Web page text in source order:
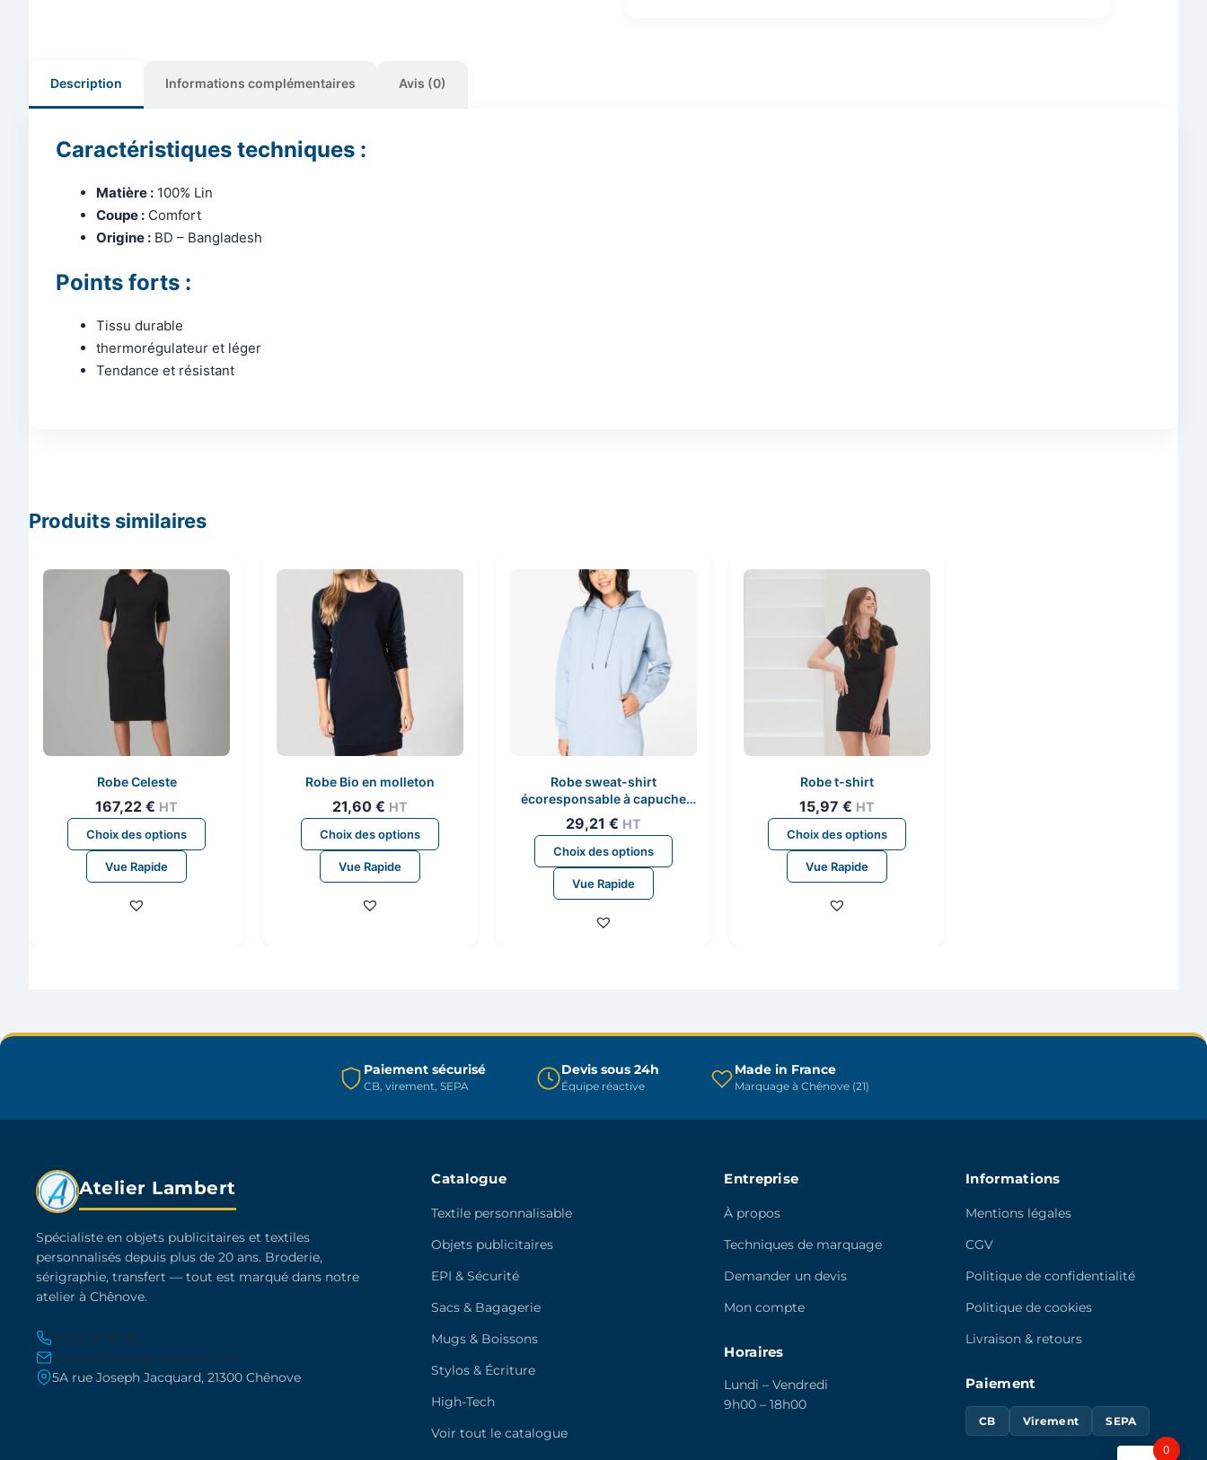
Description Informations complémentaires Avis (0)
Caractéristiques techniques :
Matière : 100% Lin
Coupe : Comfort
Origine : BD – Bangladesh
Points forts :
Tissu durable
thermorégulateur et léger
Tendance et résistant
Produits similaires
Robe Celeste
167,22 € HT
Choix des options
Ce
produit
choisies
du
Vue Rapide
Robe Bio en molleton
21,60 € HT
Choix des options
Ce
produit
choisies
la
du
Vue Rapide
Robe sweat-shirt
écoresponsable à capuche
femme
29,21 € HT
Choix des options
Ce
produit
Vue Rapide
Robe t-shirt
15,97 € HT
Choix des options
Ce
produit
choisies
du
Vue Rapide
Paiement sécurisé
CB, virement, SEPA
Devis sous 24h
Équipe réactive
Made in France
Marquage à Chênove (21)
Atelier Lambert
Spécialiste en objets publicitaires et textiles
personnalisés depuis plus de 20 ans. Broderie,
sérigraphie, transfert — tout est marqué dans notre
atelier à Chênove.
03 45 21 30 86
contact@atelier-lambert.com
5A rue Joseph Jacquard, 21300 Chênove
Catalogue
Textile personnalisable
Objets publicitaires
EPI & Sécurité
Sacs & Bagagerie
Mugs & Boissons
Stylos & Écriture
High-Tech
Voir tout le catalogue
Entreprise
À propos
Techniques de marquage
Demander un devis
Mon compte
Horaires
Lundi – Vendredi
9h00 – 18h00
Informations
Mentions légales
CGV
Politique de confidentialité
Politique de cookies
Livraison & retours
Paiement
CB Virement SEPA
0